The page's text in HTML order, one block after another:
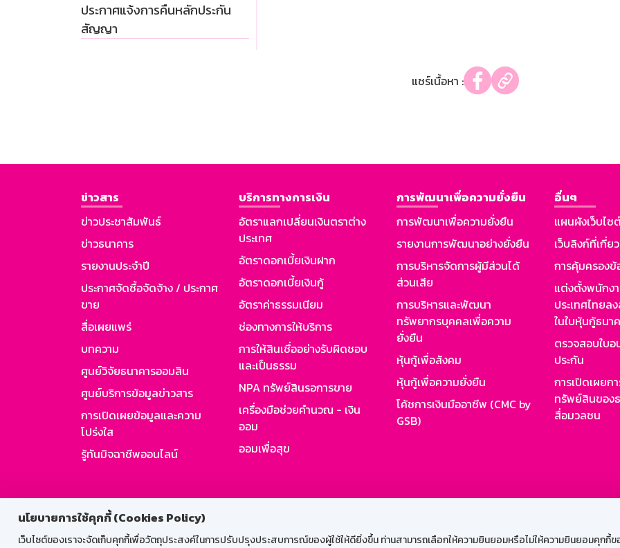
นโยบายการใช้คุกกี้ (Cookies Policy)
เว็บไซต์ของเราจะจัดเก็บคุกกี้เพื่อวัตถุประสงค์ในการปรับปรุงประสบการณ์ของผู้ใช้ให้ดียิ่งขึ้น ท่านสามารถเลือกให้ความยินยอมหรือไม่ให้ความยินยอมคุกกี้ข
ประกาศแจ้งการคืนหลักประกัน
สัญญา
แชร์เนื้อหา :
ข่าวสาร
ข่าวประชาสัมพันธ์
ข่าวธนาคาร
รายงานประจำปี
ประกาศจัดซื้อจัดจ้าง / ประกาศ
ขาย
สื่อเผยแพร่
บทความ
ศูนย์วิจัยธนาคารออมสิน
ศูนย์บริการข้อมูลข่าวสาร
การเปิดเผยข้อมูลและความ
โปร่งใส
รู้ทันมิจฉาชีพออนไลน์
บริการทางการเงิน
อัตราแลกเปลี่ยนเงินตราต่าง
ประเทศ
อัตราดอกเบี้ยเงินฝาก
อัตราดอกเบี้ยเงินกู้
อัตราค่าธรรมเนียม
ช่องทางการให้บริการ
การให้สินเชื่ออย่างรับผิดชอบ
และเป็นธรรม
NPA ทรัพย์สินรอการขาย
เครื่องมือช่วยคำนวณ - เงิน
ออม
ออมเพื่อสุข
การพัฒนาเพื่อความยั่งยืน
การพัฒนาเพื่อความยั่งยืน
รายงานการพัฒนาอย่างยั่งยืน
การบริหารจัดการผู้มีส่วนได้
ส่วนเสีย
การบริหารและพัฒนา
ทรัพยากรบุคคลเพื่อความ
ยั่งยืน
หุ้นกู้เพื่อสังคม
หุ้นกู้เพื่อความยั่งยืน
โค้ชการเงินมืออาชีพ (CMC by
GSB)
อื่นๆ
แผนผังเว็บไซ
เว็บลิงก์ที่เกี่ย
การคุ้มครอง
แต่งตั้งพนักง
ประเทศไทยล
ในใบหุ้นกู้ธนา
ตรวจสอบใบ
ประกัน
การเปิดเผยก
ทรัพย์สินของ
สื่อมวลชน